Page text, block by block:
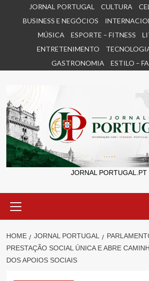
JORNAL PORTUGAL CULTURA
BUSINESS E NEGÓCIOS
MÚSICA
ESPORTE – FITNESS
ENTRETENIMENTO
GASTRONOMIA
ESTILO –
JORNAL PORTUGAL.PT
Menu
HOME JORNAL PORTUGAL
PRESTAÇÃO SOCIAL ÚNICA E ABRE
DOS APOIOS SOCIAIS